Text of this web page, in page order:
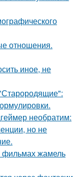
отношения.
иное, не
необратим:
но не
фильмах жамель